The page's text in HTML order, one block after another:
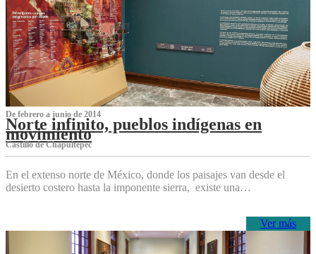
De febrero a junio de 2014
Norte infinito, pueblos indígenas en
movimiento
Castillo de Chapultepec
En el extenso norte de México, donde los paisajes van desde el
desierto costero hasta la imponente sierra, existe una…
Ver más